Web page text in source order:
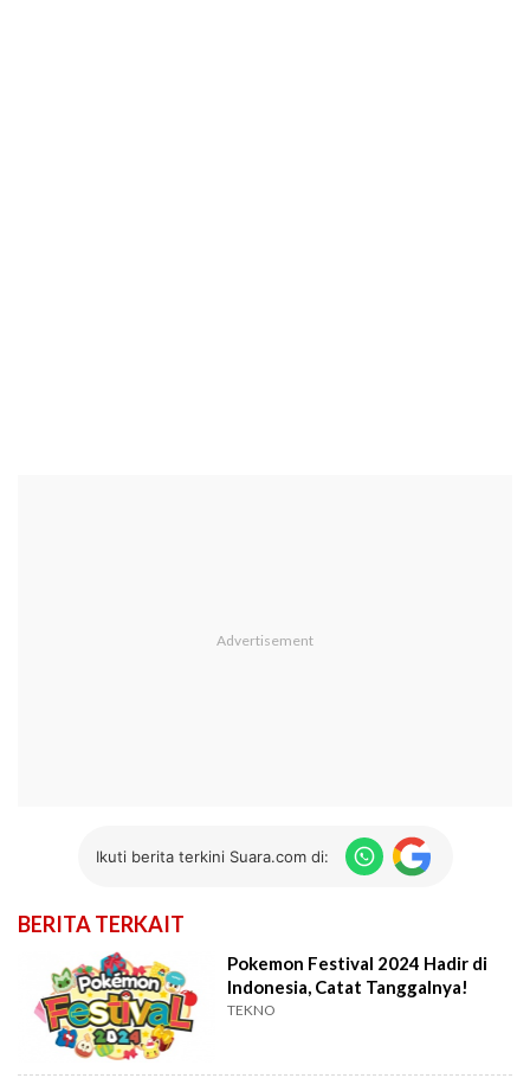
Ikuti berita terkini Suara.com di:
BERITA TERKAIT
Pokemon Festival 2024 Hadir di
Indonesia, Catat Tanggalnya!
TEKNO